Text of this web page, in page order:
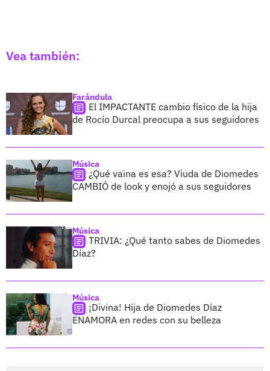
Vea también:
Farándula
El IMPACTANTE cambio físico de la hija
de Rocío Durcal preocupa a sus seguidores
Música
¿Qué vaina es esa? Viuda de Diomedes
CAMBIÓ de look y enojó a sus seguidores
Música
TRIVIA: ¿Qué tanto sabes de Diomedes
Díaz?
Música
¡Divina! Hija de Diomedes Díaz
ENAMORA en redes con su belleza